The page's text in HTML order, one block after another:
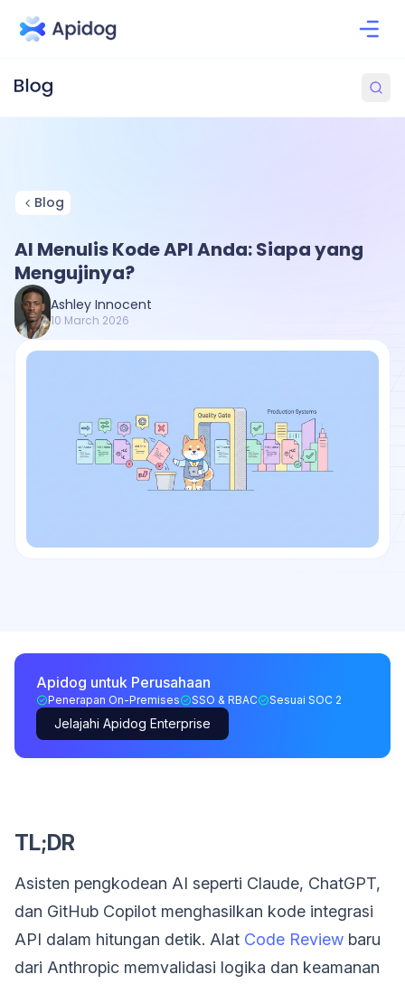
Blog
AI Menulis Kode API Anda: Siapa yang
Mengujinya?
Ashley Innocent
10 March 2026
Apidog untuk Perusahaan
Penerapan On-Premises SSO & RBAC Sesuai SOC 2
Jelajahi Apidog Enterprise
TL;DR
Asisten pengkodean AI seperti Claude, ChatGPT,
dan GitHub Copilot menghasilkan kode integrasi
API dalam hitungan detik. Alat Code Review baru
dari Anthropic memvalidasi logika dan keamanan